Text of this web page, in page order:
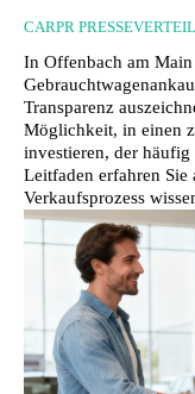
CARPR
In Offenbach am
Transparenz
Möglichkeit, in einen
investieren, der
Leitfaden erfahren Sie
Verkaufsprozess